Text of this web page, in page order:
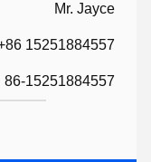
Mr. Jayce
15251884557
86-15251884557